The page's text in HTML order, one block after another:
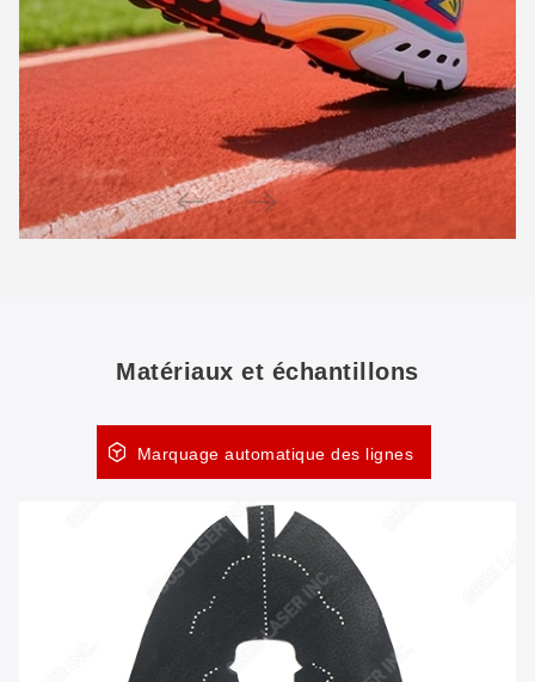
Matériaux et échantillons
Marquage automatique des lignes